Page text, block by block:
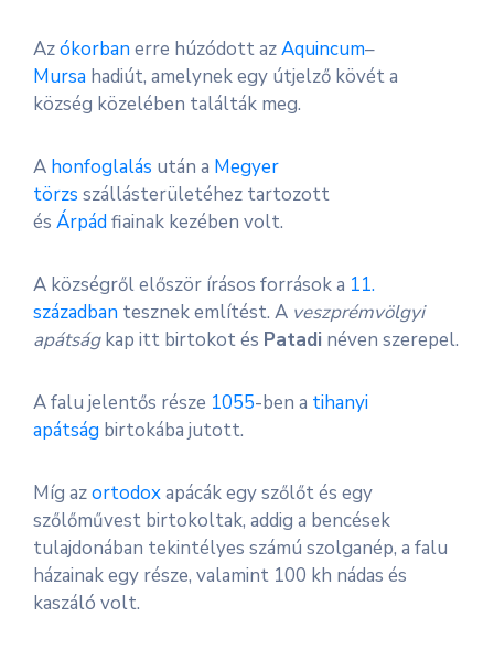
Azókorbanerre húzódott azAquincum–
Mursa hadiút, amelynek egy útjelző kövét a
község közelében találták meg.
A honfoglalás után a Megyer
törzs szállásterületéhez tartozott
és Árpádfiainak kezében volt.
A községről először írásos források a 11.
században tesznek említést. A veszprémvölgyi
apátságkap itt birtokot és Patadi néven szerepel.
A falu jelentős része 1055-ben a tihanyi
apátság birtokába jutott.
Míg azortodoxapácák egy szőlőt és egy
szőlőművest birtokoltak, addig a bencések
tulajdonában tekintélyes számú szolganép, a falu
házainak egy része, valamint 100 kh nádas és
kaszáló volt.